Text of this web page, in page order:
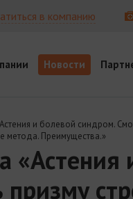
в компанию
Новости
и болевой синдром.
метода. Преимущества.»